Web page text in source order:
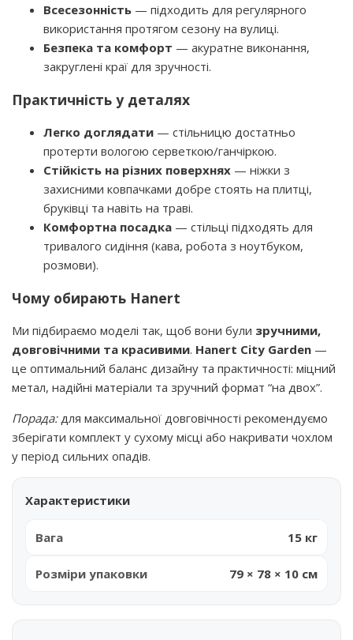
Всесезонність — підходить для регулярного
використання протягом сезону на вулиці.
Безпека та комфорт — акуратне виконання,
закруглені краї для зручності.
Практичність у деталях
Легко доглядати — стільницю достатньо
протерти вологою серветкою/ганчіркою.
Стійкість на різних поверхнях — ніжки з
захисними ковпачками добре стоять на плитці,
бруківці та навіть на траві.
Комфортна посадка — стільці підходять для
тривалого сидіння (кава, робота з ноутбуком,
розмови).
Чому обирають Hanert
Ми підбираємо моделі так, щоб вони були зручними,
довговічними та красивими. Hanert City Garden —
це оптимальний баланс дизайну та практичності: міцний
метал, надійні матеріали та зручний формат “на двох”.
Порада:для максимальної довговічності рекомендуємо
зберігати комплект у сухому місці або накривати чохлом
у період сильних опадів.
Характеристики
Вага 15 кг
Розміри упаковки 79 × 78 × 10 см